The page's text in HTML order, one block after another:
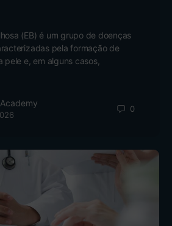
(EB) é um grupo de doenças
pela formação de
pele e, em alguns casos,
0